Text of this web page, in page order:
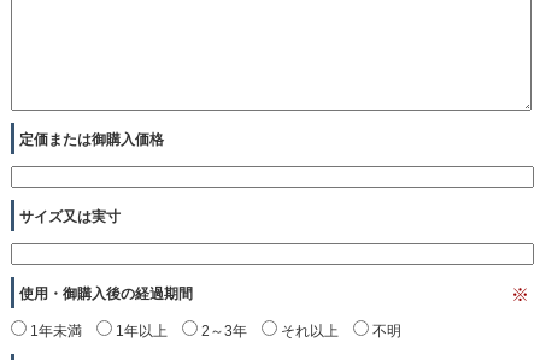
定価または御購入価格
サイズ又は実寸
使用・御購入後の経過期間 ※
1年未満 1年以上 2～3年 それ以上 不明